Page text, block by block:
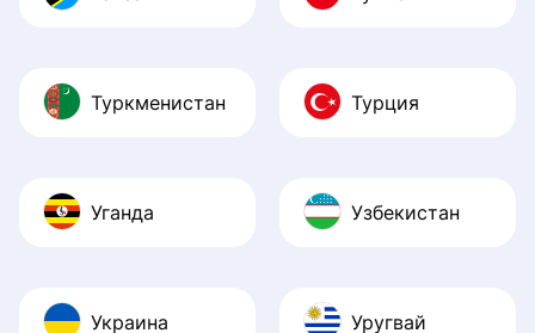
Туркменистан Турция
Уганда Узбекистан
Украина Уругвай